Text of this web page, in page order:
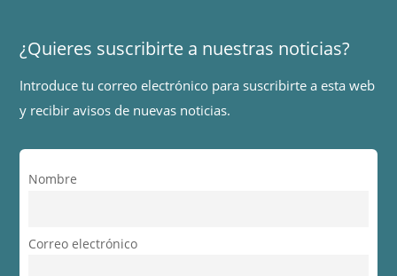
¿Quieres suscribirte a nuestras noticias?
Introduce tu correo electrónico para suscribirte a esta web
y recibir avisos de nuevas noticias.
Nombre
Correo electrónico